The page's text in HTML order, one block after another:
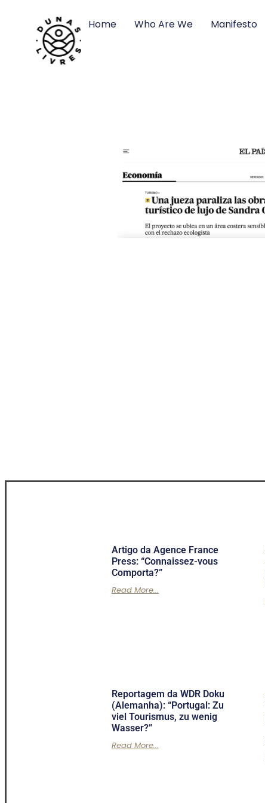
Home Who Are We Manifesto
Artigo da Agence France
Press: “Connaissez-vous
Comporta?”
Read More...
Reportagem da WDR Doku
(Alemanha): “Portugal: Zu
viel Tourismus, zu wenig
Wasser?”
Read More...